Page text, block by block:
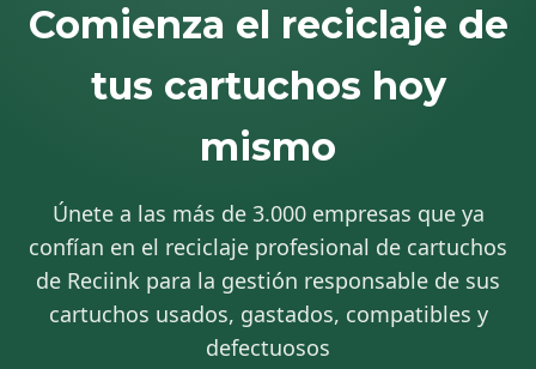
Comienza el reciclaje de
tus cartuchos hoy
mismo
Únete a las más de 3.000 empresas que ya
confían en el reciclaje profesional de cartuchos
de Reciink para la gestión responsable de sus
cartuchos usados, gastados, compatibles y
defectuosos